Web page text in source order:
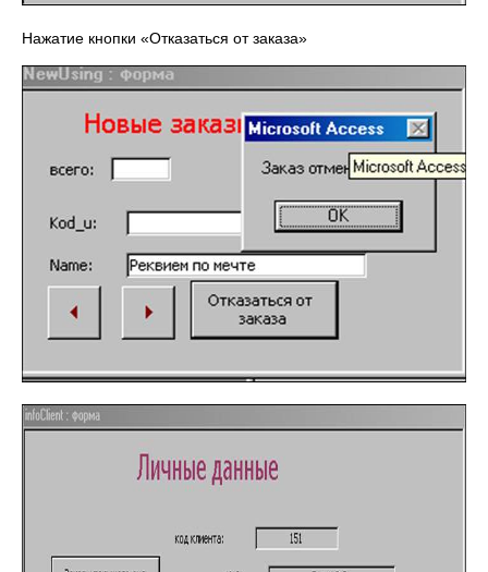
Нажатие кнопки «Отказаться от заказа»